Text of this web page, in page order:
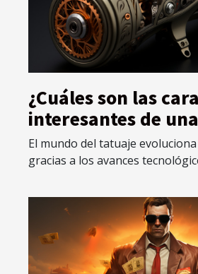
¿Cuáles son las
interesantes de
de tatuar rotativa
El mundo del tatuaje
gracias a los avances